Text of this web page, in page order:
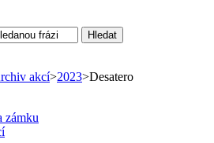
Hledat
akcí>2023>Desatero
zámku